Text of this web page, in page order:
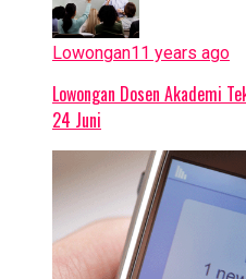
Lowongan11 years ago
Lowongan Dosen Akademi
24 Juni